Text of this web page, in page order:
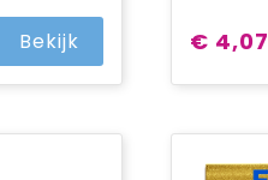
Bekijk € 4,07